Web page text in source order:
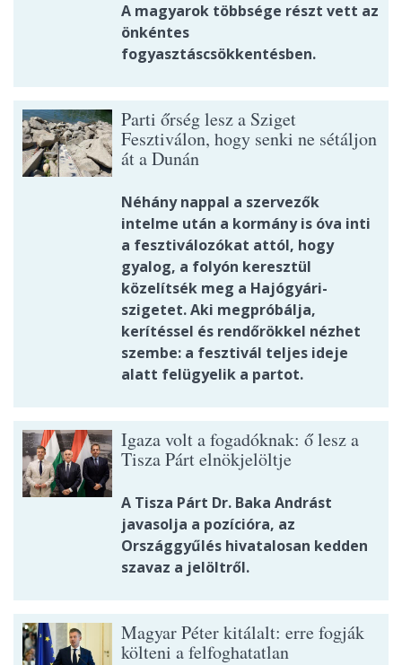
A magyarok többsége részt vett az
önkéntes
fogyasztáscsökkentésben.
Parti őrség lesz a Sziget
Fesztiválon, hogy senki ne sétáljon
át a Dunán
Néhány nappal a szervezők
intelme után a kormány is óva inti
a fesztiválozókat attól, hogy
gyalog, a folyón keresztül
közelítsék meg a Hajógyári-
szigetet. Aki megpróbálja,
kerítéssel és rendőrökkel nézhet
szembe: a fesztivál teljes ideje
alatt felügyelik a partot.
Igaza volt a fogadóknak: ő lesz a
Tisza Párt elnökjelöltje
A Tisza Párt Dr. Baka Andrást
javasolja a pozícióra, az
Országgyűlés hivatalosan kedden
szavaz a jelöltről.
Magyar Péter kitálalt: erre fogják
költeni a felfoghatatlan